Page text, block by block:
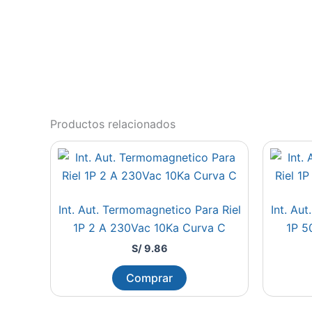
Productos relacionados
Int. Aut. Termomagnetico Para Riel
1P 2 A 230Vac 10Ka Curva C
S/9.86
Comprar
Int.
1P